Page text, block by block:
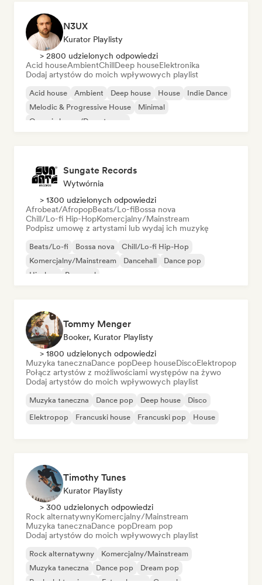
N3UX
Kurator Playlisty
> 2800 udzielonych odpowiedzi
Acid houseAmbientChillDeep houseElektronika
Dodaj artystów do moich wpływowych playlist
Acid house Ambient Deep house House
Indie Dance
Melodic & Progressive House
Minimal
Organic house/Downtempo
Sungate Records
Wytwórnia
> 1300 udzielonych odpowiedzi
Afrobeat/AfropopBeats/Lo-fiBossa nova
Chill/Lo-fi Hip-HopKomercjalny/Mainstream
Podpisz umowę z artystami lub wydaj ich muzykę
Beats/Lo-fi Bossa nova
Chill/Lo-fi Hip-Hop
Komercjalny/Mainstream
Dancehall
Dance pop
Hip-hop
Pop-soul
Tommy Menger
Booker, Kurator Playlisty
> 1800 udzielonych odpowiedzi
Muzyka tanecznaDance popDeep houseDiscoElektropop
Połącz artystów z możliwościami występów na żywo
Dodaj artystów do moich wpływowych playlist
Muzyka taneczna Dance pop Deep house
Disco
Elektropop
Francuski house Francuski pop House
Timothy Tunes
Kurator Playlisty
> 300 udzielonych odpowiedzi
Rock alternatywnyKomercjalny/Mainstream
Muzyka tanecznaDance popDream pop
Dodaj artystów do moich wpływowych playlist
Rock alternatywny
Komercjalny/Mainstream
Muzyka taneczna
Dance pop
Dream pop
Rock elektroniczny
Future house Gospel